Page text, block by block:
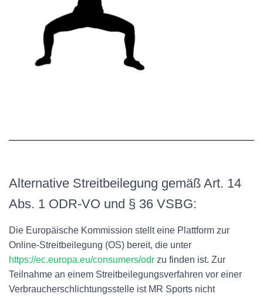
Alternative Streitbeilegung gemäß Art. 14
Abs. 1 ODR-VO und § 36 VSBG:
Die Europäische Kommission stellt eine Plattform zur
Online-Streitbeilegung (OS) bereit, die unter
https://ec.europa.eu/consumers/odr zu finden ist. Zur
Teilnahme an einem Streitbeilegungsverfahren vor einer
Verbraucherschlichtungsstelle ist MR Sports nicht